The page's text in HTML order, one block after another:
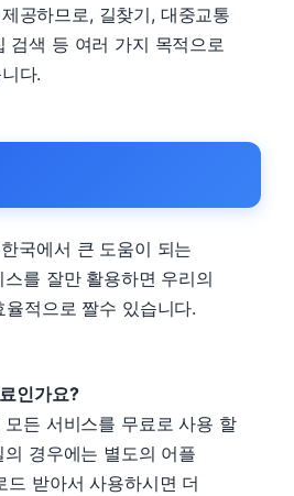
공하므로, 길찾기, 대중교통
검색 등 여러 가지 목적으로
다.
국에서 큰 도움이 되는
를 잘만 활용하면 우리의
적으로 짤수 있습니다.
인가요?
든 서비스를 무료로 사용 할
경우에는 별도의 어플
드 받아서 사용하시면 더